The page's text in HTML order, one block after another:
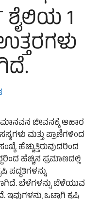
ಶೈಲಿಯ 1
ಮಾನವನ ಜೀವನಕ್ಕೆ ಆಹಾರ
ಮತ್ತು ಪ್ರಾಣಿಗಳಿಂದ
ಹೆಚ್ಚುತ್ತಿರುವುದರಿಂದ
ಹೆಚ್ಚಿನ ಪ್ರಮಾಣದಲ್ಲಿ
ಪದ್ಧತಿಗಳನ್ನು
ಬೆಳೆಗಳನ್ನು ಬೆಳೆಯುವ